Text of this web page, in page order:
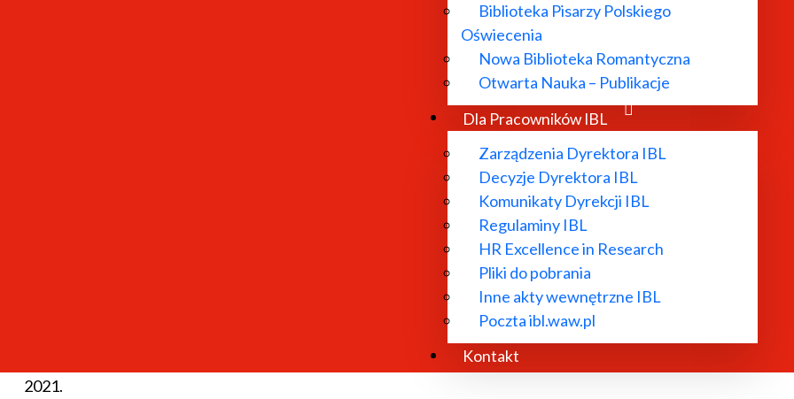
Biblioteka Pisarzy Polskiego
Oświecenia
Nowa Biblioteka Romantyczna
Otwarta Nauka – Publikacje
Dla Pracowników IBL
Zarządzenia Dyrektora IBL
Decyzje Dyrektora IBL
Komunikaty Dyrekcji IBL
Regulaminy IBL
HR Excellence in Research
Pliki do pobrania
Inne akty wewnętrzne IBL
Poczta ibl.waw.pl
Kontakt
Czesław Miłosz in Postwar America. Translation M. Janowski. De Gruyter Open 2020. Dostępny w Internecie:
Czechowicz – najwyżej piękno. Światopogląd poetycki wobec modernizmu literackiego. Kraków: 2006.
Czesław Miłosz o Nowym Jorku. W: "Odcisk palca – rozległy labirynt". Prace ofiarowane Profesorowi
Czesław Miłosz’s Genetic Dossier in Translation of Negro Spirituals. W: Genetic Translation Studies. Conflict
2021.